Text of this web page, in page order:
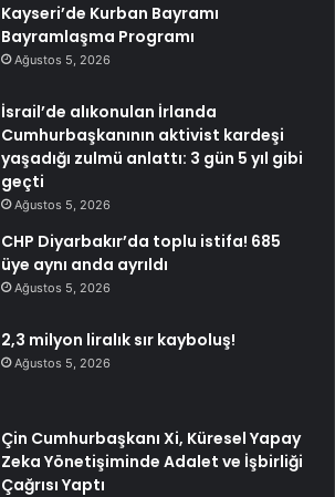
Kayseri’de Kurban Bayramı
Bayramlaşma Programı
Ağustos 5, 2026
İsrail’de alıkonulan İrlanda
Cumhurbaşkanının aktivist kardeşi
yaşadığı zulmü anlattı: 3 gün 5 yıl gibi
geçti
Ağustos 5, 2026
CHP Diyarbakır’da toplu istifa! 685
üye aynı anda ayrıldı
Ağustos 5, 2026
2,3 milyon liralık sır kayboluş!
Ağustos 5, 2026
Çin Cumhurbaşkanı Xi, Küresel Yapay
Zeka Yönetişiminde Adalet ve İşbirliği
Çağrısı Yaptı